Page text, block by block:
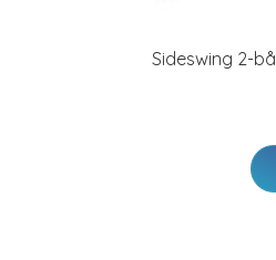
Sideswing 2-